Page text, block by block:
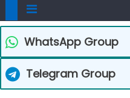
WhatsApp Group
Telegram Group